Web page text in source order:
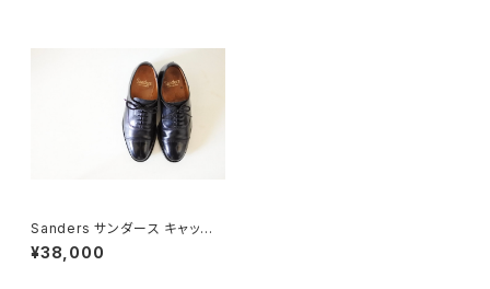
Sanders サンダース キャップト
ウ UK5
¥38,000